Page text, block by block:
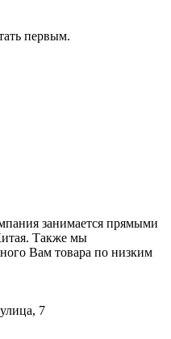
первым.
занимается прямыми
Также мы
Вам товара по низким
7